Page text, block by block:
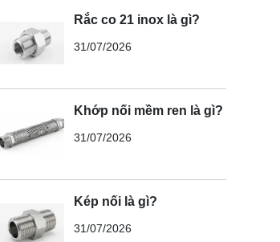
Rắc co 21 inox là gì?
31/07/2026
Khớp nối mềm ren là gì?
31/07/2026
Kép nối là gì?
31/07/2026